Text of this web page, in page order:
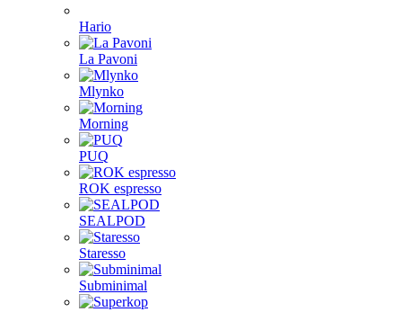
Hario
La Pavoni
Mlynko
Morning
PUQ
ROK espresso
SEALPOD
Staresso
Subminimal